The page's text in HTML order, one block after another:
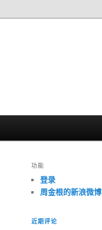
功能
登录
周金根的新浪微博
近期评论